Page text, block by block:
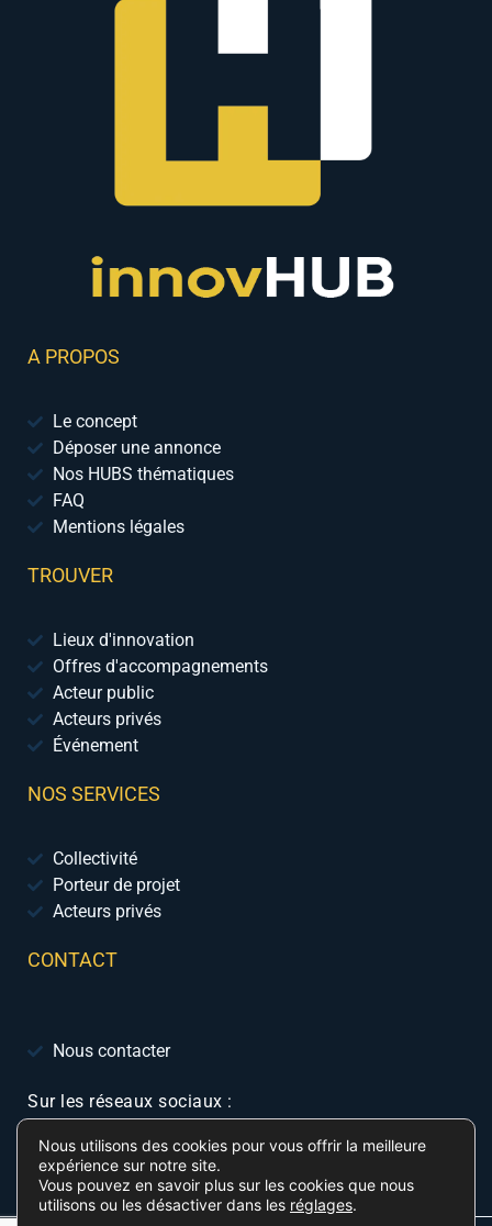
A PROPOS
Le concept
Déposer une annonce
Nos HUBS thématiques
FAQ
Mentions légales
TROUVER
Lieux d'innovation
Offres d'accompagnements
Acteur public
Acteurs privés
Événement
NOS SERVICES
Collectivité
Porteur de projet
Acteurs privés
CONTACT
Nous contacter
Sur les réseaux sociaux :
Nous utilisons des cookies pour vous offrir la meilleure
expérience sur notre site.
Vous pouvez en savoir plus sur les cookies que nous
utilisons ou les désactiver dans les réglages.